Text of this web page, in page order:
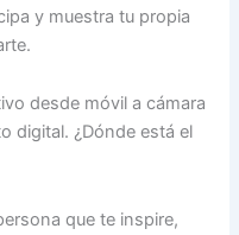
y muestra tu propia
desde móvil a cámara
digital. ¿Dónde está el
que te inspire,